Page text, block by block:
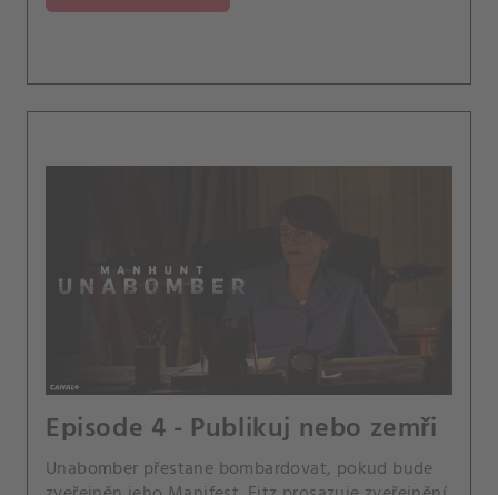
Episode 4 - Publikuj nebo zemři
Unabomber přestane bombardovat, pokud bude